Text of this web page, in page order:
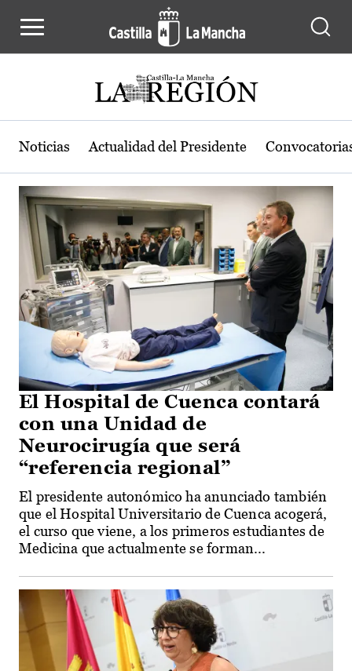
Actualidad de la región de Castilla-
Noticias Actualidad del Presidente
El Hospital de Cuenca contará
con una Unidad de
Neurocirugía que será
“referencia regional”
El presidente autonómico ha anunciado también
que el Hospital Universitario de Cuenca acogerá,
el curso que viene, a los primeros estudiantes de
Medicina que actualmente se forman...